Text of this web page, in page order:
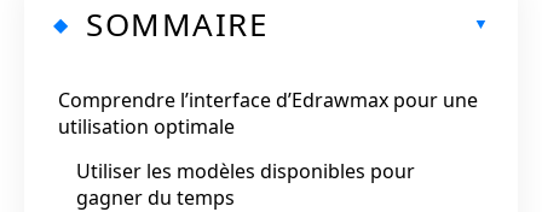
SOMMAIRE
Comprendre l’interface d’Edrawmax pour une
utilisation optimale
Utiliser les modèles disponibles pour
gagner du temps